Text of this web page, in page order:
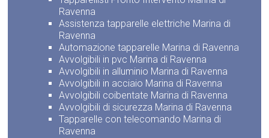
Ravenna
Assistenza tapparelle elettriche Marina di
Ravenna
Automazione tapparelle Marina di Ravenna
Avvolgibili in pvc Marina di Ravenna
Avvolgibili in alluminio Marina di Ravenna
Avvolgibili in acciaio Marina di Ravenna
Avvolgibili coibentate Marina di Ravenna
Avvolgibili di sicurezza Marina di Ravenna
Tapparelle con telecomando Marina di
Ravenna